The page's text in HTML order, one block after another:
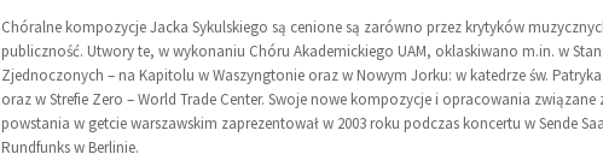
Chóralne kompozycje Jacka Sykulskiego są cenione są zarówno przez krytyków
publiczność. Utwory te, w wykonaniu Chóru Akademickiego UAM, oklaskiwano m.in. w
Zjednoczonych – na Kapitolu w Waszyngtonie oraz w Nowym Jorku: w katedrze św.
oraz w Strefie Zero – World Trade Center. Swoje nowe kompozycje i opracowania związane
powstania w getcie warszawskim zaprezentował w 2003 roku podczas koncertu w Sende
Rundfunks w Berlinie.